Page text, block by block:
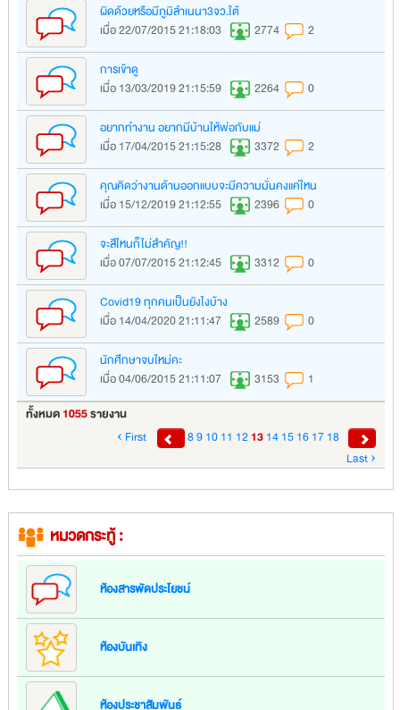
ผิดด้วยหรือมีภูมิลำเนนา3จว.ใต้
เมื่อ 22/07/2015 21:18:03
2774
2
การเข้าดู
เมื่อ 13/03/2019 21:15:59
2264
0
อยากทำงาน อยากมีบ้านให้พ่อกับแม่
เมื่อ 17/04/2015 21:15:28
3372
2
คุณคิดว่างานด้านออกแบบจะมีความมั่นคงแค่ใหน
เมื่อ 15/12/2019 21:12:55
2396
0
จะสีไหนก็ไม่สำคัญ!!
เมื่อ 07/07/2015 21:12:45
3312
0
Covid19 ทุกคนเป็นยังไงบ้าง
เมื่อ 14/04/2020 21:11:47
2589
0
นักศึกษาจบใหม่คะ
เมื่อ 04/06/2015 21:11:07
3153
1
ทั้งหมด1055รายงาน
‹ First
891011 12131415161718
Last ›
หมวดกระทู้ :
ห้องสารพัดประโยชน์
ห้องบันเทิง
ห้องประชาสัมพันธ์